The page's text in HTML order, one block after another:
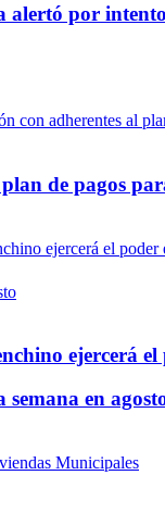
alertó por
de pagos
ejercerá el
en